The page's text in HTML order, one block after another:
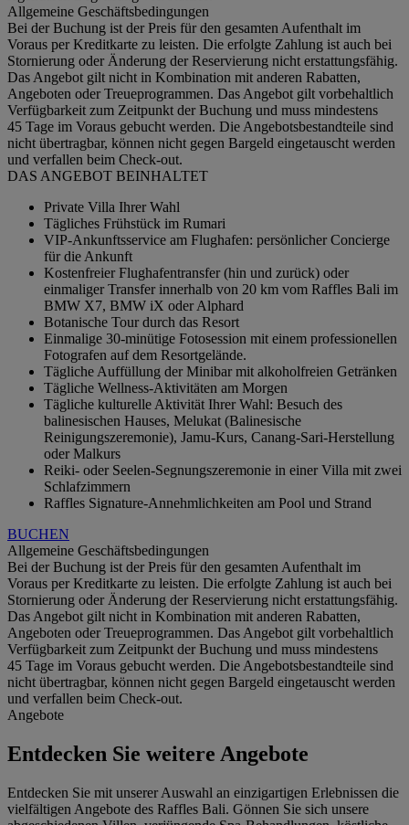
Allgemeine Geschäftsbedingungen
Bei der Buchung ist der Preis für den gesamten Aufenthalt im
Voraus per Kreditkarte zu leisten. Die erfolgte Zahlung ist auch bei
Stornierung oder Änderung der Reservierung nicht erstattungsfähig.
Das Angebot gilt nicht in Kombination mit anderen Rabatten,
Angeboten oder Treueprogrammen. Das Angebot gilt vorbehaltlich
Verfügbarkeit zum Zeitpunkt der Buchung und muss mindestens
45 Tage im Voraus gebucht werden. Die Angebotsbestandteile sind
nicht übertragbar, können nicht gegen Bargeld eingetauscht werden
und verfallen beim Check-out.
DAS ANGEBOT BEINHALTET
Private Villa Ihrer Wahl
Tägliches Frühstück im Rumari
VIP-Ankunftsservice am Flughafen: persönlicher Concierge
für die Ankunft
Kostenfreier Flughafentransfer (hin und zurück) oder
einmaliger Transfer innerhalb von 20 km vom Raffles Bali im
BMW X7, BMW iX oder Alphard
Botanische Tour durch das Resort
Einmalige 30-minütige Fotosession mit einem professionellen
Fotografen auf dem Resortgelände.
Tägliche Auffüllung der Minibar mit alkoholfreien Getränken
Tägliche Wellness-Aktivitäten am Morgen
Tägliche kulturelle Aktivität Ihrer Wahl: Besuch des
balinesischen Hauses, Melukat (Balinesische
Reinigungszeremonie), Jamu-Kurs, Canang-Sari-Herstellung
oder Malkurs
Reiki- oder Seelen-Segnungszeremonie in einer Villa mit zwei
Schlafzimmern
Raffles Signature-Annehmlichkeiten am Pool und Strand
BUCHEN
Allgemeine Geschäftsbedingungen
Bei der Buchung ist der Preis für den gesamten Aufenthalt im
Voraus per Kreditkarte zu leisten. Die erfolgte Zahlung ist auch bei
Stornierung oder Änderung der Reservierung nicht erstattungsfähig.
Das Angebot gilt nicht in Kombination mit anderen Rabatten,
Angeboten oder Treueprogrammen. Das Angebot gilt vorbehaltlich
Verfügbarkeit zum Zeitpunkt der Buchung und muss mindestens
45 Tage im Voraus gebucht werden. Die Angebotsbestandteile sind
nicht übertragbar, können nicht gegen Bargeld eingetauscht werden
und verfallen beim Check-out.
Angebote
Entdecken Sie weitere Angebote
Entdecken Sie mit unserer Auswahl an einzigartigen Erlebnissen die
vielfältigen Angebote des Raffles Bali. Gönnen Sie sich unsere